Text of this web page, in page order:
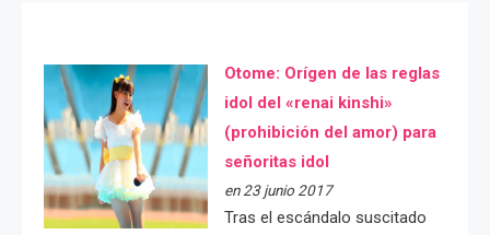
Otome: Orígen de las reglas
idol del «renai kinshi»
(prohibición del amor) para
señoritas idol
en 23 junio 2017
Tras el escándalo suscitado